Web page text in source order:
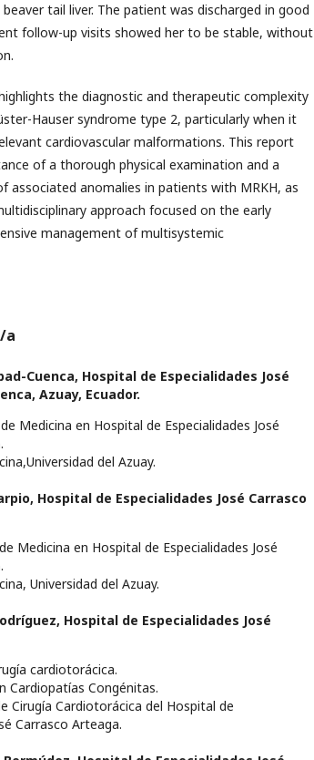
tail liver. The patient was discharged in good
follow-up visits showed her to be stable, without
the diagnostic and therapeutic complexity
Hauser syndrome type 2, particularly when it
cardiovascular malformations. This report
of a thorough physical examination and a
associated anomalies in patients with MRKH, as
approach focused on the early
management of multisystemic
a
Cuenca, Hospital de Especialidades José
Azuay, Ecuador.
Medicina en Hospital de Especialidades José
del Azuay.
Hospital de Especialidades José Carrasco
Medicina en Hospital de Especialidades José
Universidad del Azuay.
Hospital de Especialidades José
cardiotorácica.
Cardiopatías Congénitas.
Cirugía Cardiotorácica del Hospital de
Carrasco Arteaga.